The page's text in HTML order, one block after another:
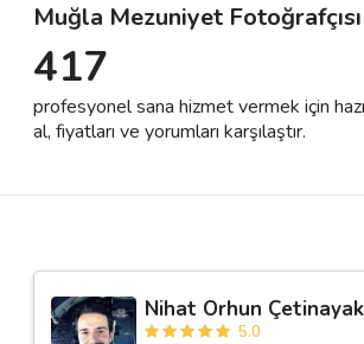
Destek
İletişim
Muğla Mezuniyet Fotoğrafçısı
417
profesyonel sana hizmet vermek için
al, fiyatları ve yorumları karşılaştır.
Nihat Orhun Çetinayak
5.0